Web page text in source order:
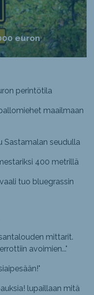
euron
perintötila
maailmaan
Sastamalan seudulla
400 metrillä
tuo bluegrassin
mittarit.
avoimien..."
"
lupaillaan mitä